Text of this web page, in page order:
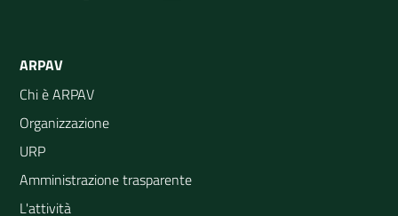
ARPAV
Chi è ARPAV
Organizzazione
URP
Amministrazione trasparente
L'attività